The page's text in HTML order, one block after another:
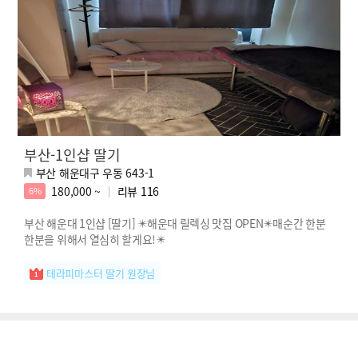
부산-1인샵 딸기
부산 해운대구 우동 643-1
6% 180,000 ~ 리뷰 116
부산 해운대 1인샵 [딸기] ✴️해운대 릴렉싱 맛집 OPEN✴️매순간 한분
한분을 위해서 열심히 할게요!✴️
테라피마스터 딸기 원장님